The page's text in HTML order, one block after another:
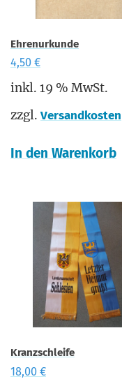
Ehrenurkunde
4,50 €
inkl. 19 % MwSt.
zzgl. Versandkosten
In den Warenkorb
Kranz­schleife
18,00 €